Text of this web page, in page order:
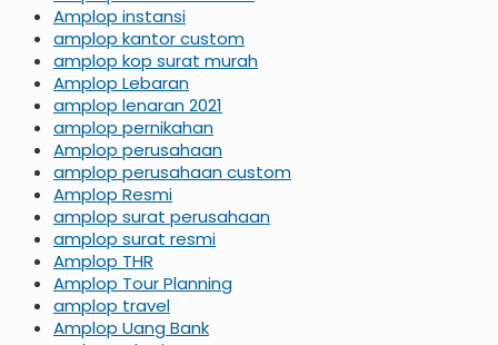
Amplop instansi
amplop kantor custom
amplop kop surat murah
Amplop Lebaran
amplop lenaran 2021
amplop pernikahan
Amplop perusahaan
amplop perusahaan custom
Amplop Resmi
amplop surat perusahaan
amplop surat resmi
Amplop THR
Amplop Tour Planning
amplop travel
Amplop Uang Bank